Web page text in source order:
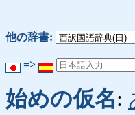
他の辞書:
=>
始めの仮名: